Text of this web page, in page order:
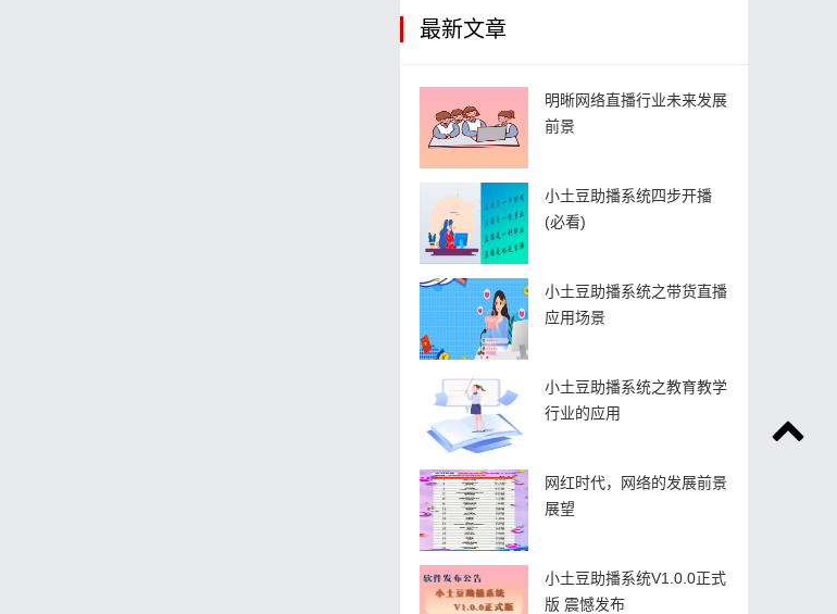
最新文章
明晰网络直播行业未来发展
前景
小土豆助播系统四步开播
(必看)
小土豆助播系统之带货直播
应用场景
小土豆助播系统之教育教学
行业的应用
网红时代，网络的发展前景
展望
小土豆助播系统V1.0.0正式
版 震憾发布